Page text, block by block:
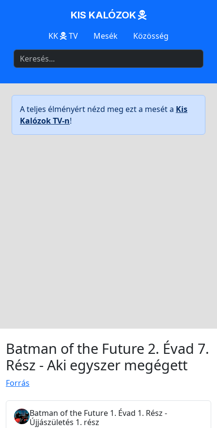
KIS KALÓZOK
KK TV Mesék Közösség
A teljes élményért nézd meg ezt a mesét a Kis
Kalózok TV-n!
Batman of the Future 2. Évad 7.
Rész - Aki egyszer megégett
Forrás
Batman of the Future 1. Évad 1. Rész -
Újjászületés 1. rész